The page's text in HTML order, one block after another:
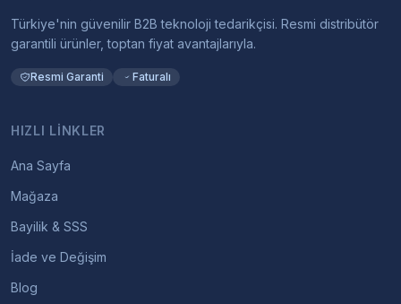
Türkiye'nin güvenilir B2B teknoloji tedarikçisi. Resmi distribütör
garantili ürünler, toptan fiyat avantajlarıyla.
Resmi Garanti Faturalı
HIZLI LINKLER
Ana Sayfa
Mağaza
Bayilik & SSS
İade ve Değişim
Blog